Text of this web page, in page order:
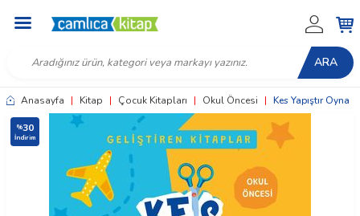
ARA
Anasayfa | Kitap | Çocuk Kitapları | Okul Öncesi | Kes Yapıştır Oyna
%30
İndirim